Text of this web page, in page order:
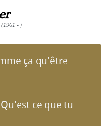
(1961 - )
ça qu'être
ce que tu